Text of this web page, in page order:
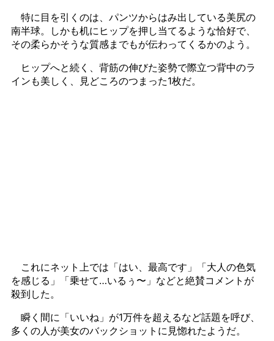
特に目を引くのは、パンツからはみ出している美尻の
南半球。しかも机にヒップを押し当てるような恰好で、
その柔らかそうな質感までもが伝わってくるかのよう。
ヒップへと続く、背筋の伸びた姿勢で際立つ背中のラ
インも美しく、見どころのつまった1枚だ。
これにネット上では「はい、最高です」「大人の色気
を感じる」「乗せて…いるぅ〜」などと絶賛コメントが
殺到した。
瞬く間に「いいね」が1万件を超えるなど話題を呼び、
多くの人が美女のバックショットに見惚れたようだ。